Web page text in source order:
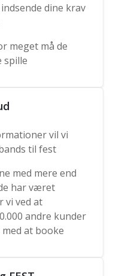
dine krav
meget må de
spille
vil vi
til fest
med mere end
har været
vi ved at
andre kunder
at booke